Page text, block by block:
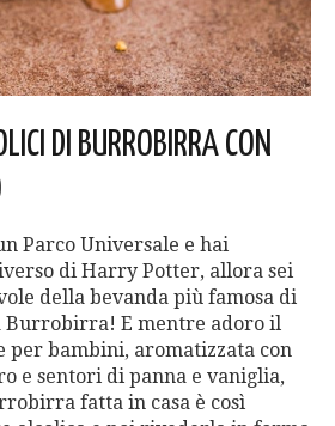
DI BURROBIRRA CON
Parco Universale e hai
di Harry Potter, allora sei
della bevanda più famosa di
E mentre adoro il
per bambini, aromatizzata con
e sentori di panna e vaniglia,
fatta in casa è così